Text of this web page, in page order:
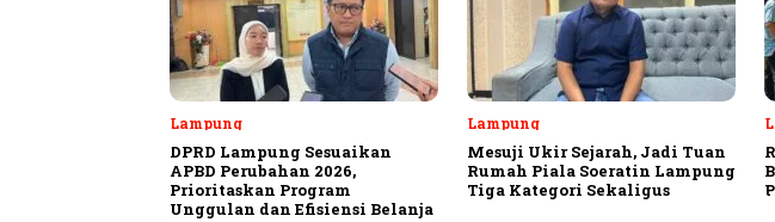
Lampung
DPRD Lampung Sesuaikan
APBD Perubahan 2026,
Prioritaskan Program
Unggulan dan Efisiensi Belanja
Lampung
Mesuji Ukir Sejarah, Jadi Tuan
Rumah Piala Soeratin Lampung
Tiga Kategori Sekaligus